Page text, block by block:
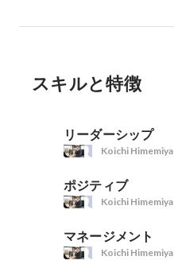
スキルと特徴
リーダーシップ
Koichi Himemiya
ポジティブ
Koichi Himemiya
マネージメント
Koichi Himemiya